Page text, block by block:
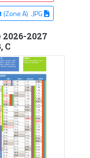
(Zone A) .JPG
2027
C